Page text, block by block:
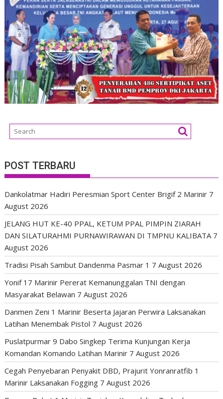
POST TERBARU
Dankolatmar Hadiri Peresmian Sport Center Brigif 2 Marinir 7
August 2026
JELANG HUT KE-40 PPAL, KETUM PPAL PIMPIN ZIARAH
DAN SILATURAHMI PURNAWIRAWAN DI TMPNU KALIBATA 7
August 2026
Tradisi Pisah Sambut Dandenma Pasmar 1 7 August 2026
Yonif 17 Marinir Pererat Kemanunggalan TNI dengan
Masyarakat Belawan 7 August 2026
Danmen Zeni 1 Marinir Beserta Jajaran Perwira Laksanakan
Latihan Menembak Pistol 7 August 2026
Puslatpurmar 9 Dabo Singkep Terima Kunjungan Kerja
Komandan Komando Latihan Marinir 7 August 2026
Cegah Penyebaran Penyakit DBD, Prajurit Yonranratfib 1
Marinir Laksanakan Fogging 7 August 2026